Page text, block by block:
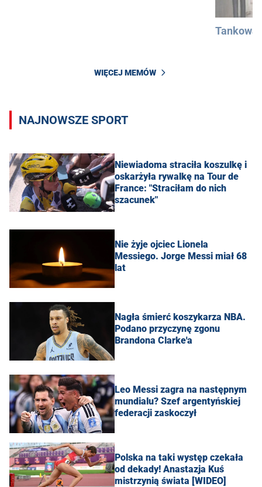
WIĘCEJ MEMÓW
NAJNOWSZE SPORT
Niewiadoma straciła koszulkę i
oskarżyła rywalkę na Tour de
France: "Straciłam do nich
szacunek"
Nie żyje ojciec Lionela
Messiego. Jorge Messi miał 68
lat
Nagła śmierć koszykarza NBA.
Podano przyczynę zgonu
Brandona Clarke'a
Leo Messi zagra na następnym
mundialu? Szef argentyńskiej
federacji zaskoczył
Polska na taki występ czekała
od dekady! Anastazja Kuś
mistrzynią świata [WIDEO]